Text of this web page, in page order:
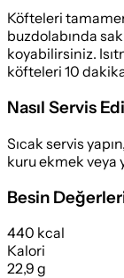
Köfteleri
buzdolabında
koyabilirsiniz.
köfteleri 10
Nasıl Servis
Sıcak servis
kuru ekmek veya
Besin
440 kcal
Kalori
22,9 g